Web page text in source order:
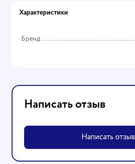
Характеристики
Бренд
Написать отзыв
Написать отзыв